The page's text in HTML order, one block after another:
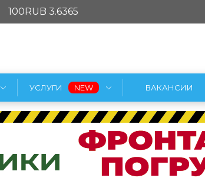
100RUB 3.6365
УСЛУГИ ВАКАНСИИ